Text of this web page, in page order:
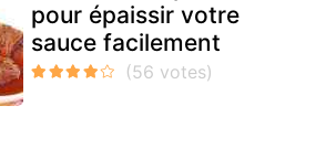
pour épaissir votre
sauce facilement